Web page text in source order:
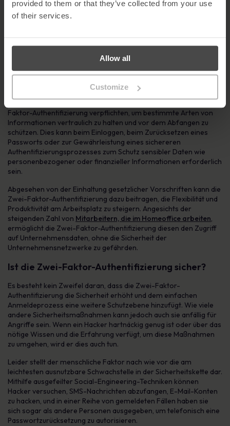
provided to them or that they’ve collected from your use
of their services.
Allow all
Customize
Authentifizierung einsetzen sollten
Faktor-Authentifizierung zum Schutz sensibler
Unternehmensdaten einsetzen, deutlich gestiegen. Sie bietet eine
zusätzliche Sicherheitsbarriere, die den entscheidenden
Unternehmen verheerenden Datenpanne ausmachen kann.
Zahlreiche Organisationen unterliegen mittlerweile zudem
Faktor-Authentifizierung verpflichten, um bestimmte Arten von
Informationen vertraulich zu halten und vor dem Abfangen zu
schützen. Dies kann beim Einloggen, beim Zurücksetzen eines
Passworts oder zur Gewährleistung eines sichereren
Authentifizierungsprozesses zum Schutz sensibler Daten wie
personenbezogener oder finanzieller Informationen erforderlich
sein.
Abgesehen von der Einhaltung gesetzlicher Vorschriften kann die
Zwei-Faktor-Authentifizierung dazu beitragen, die Flexibilität und
Produktivität am Arbeitsplatz zu steigern. Angesichts der
steigenden Zahl von Mitarbeitern, die im Homeoffice arbeiten,
ermöglicht die Zwei-Faktor-Authentifizierung diesen den Zugriff
auf Unternehmensdaten, ohne die Sicherheit der
Unternehmensnetzwerke zu gefährden.
Ist die Zwei-Faktor-Authentifizierung sicher?
Es besteht kein Zweifel daran, dass die Zwei-Faktor-
Authentifizierung die Sicherheit erhöht und dem einfachen
Anmeldeprozess eine weitere Schutzebene hinzufügt. Wie viele
andere Sicherheitsmaßnahmen kann jedoch auch sie anfällig für
Angriffe sein. Wenn ein Hacker hartnäckig genug ist oder über das
nötige Wissen und die Erfahrung verfügt, um diese Maßnahmen
zu umgehen, wird er dies auch tun.
Leider stellt der menschliche Faktor nach wie vor die am
leichtesten ausnutzbare Schwachstelle in der Sicherheitskette dar.
Mithilfe ausgefeilter Social-Engineering-Techniken können
Hacker versuchen, SMS-Nachrichten abzufangen, E-Mail-Konten
zu hacken, und in einer Reihe von gemeldeten Fällen haben sie
sich sogar als andere Personen ausgegeben, um telefonisch eine
Passwortzurücksetzung zu autorisieren.